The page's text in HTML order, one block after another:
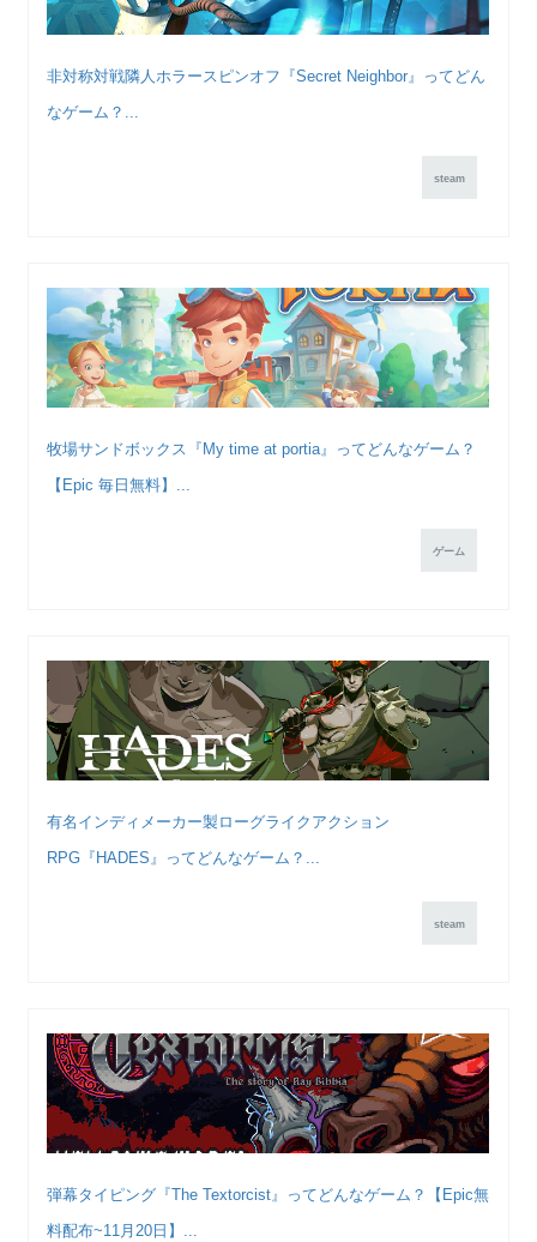
非対称対戦隣人ホラースピンオフ『Secret Neighbor』ってどん
なゲーム？...
steam
牧場サンドボックス『My time at portia』ってどんなゲーム？
【Epic 毎日無料】...
ゲーム
有名インディメーカー製ローグライクアクション
RPG『HADES』ってどんなゲーム？...
steam
弾幕タイピング『The Textorcist』ってどんなゲーム？【Epic無
料配布~11月20日】...